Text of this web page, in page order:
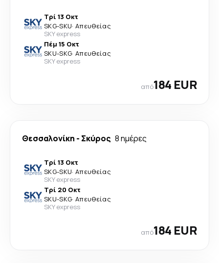
Τρί 13 Οκτ
SKG-SKU· Απευθείας
SKY express
Πέμ 15 Οκτ
SKU-SKG· Απευθείας
SKY express
από184 EUR
Θεσσαλονίκη - Σκύρος 8 ημέρες
Τρί 13 Οκτ
SKG-SKU· Απευθείας
SKY express
Τρί 20 Οκτ
SKU-SKG· Απευθείας
SKY express
από184 EUR